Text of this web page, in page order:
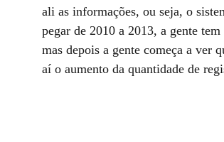
ali as informações, ou seja, o
pegar de 2010 a 2013, a gente
mas depois a gente começa a ver
aí o aumento da quantidade de